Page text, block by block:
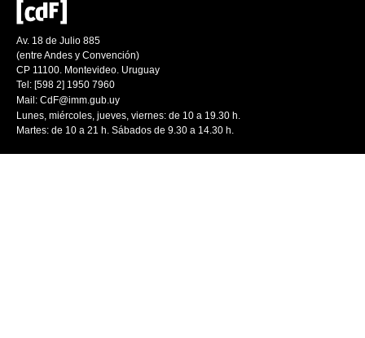
Av. 18 de Julio 885
(entre Andes y Convención)
CP 11100. Montevideo. Uruguay
Tel: [598 2] 1950 7960
Mail: CdF@imm.gub.uy
Lunes, miércoles, jueves, viernes: de 10 a 19.30 h.
Martes: de 10 a 21 h. Sábados de 9.30 a 14.30 h.